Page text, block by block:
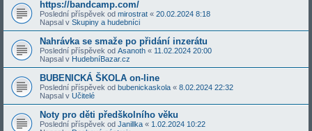
https://bandcamp.com/
Poslední příspěvek od mirostrat « 20.02.2024 8:18
Napsal v Skupiny a hudebníci
Nahrávka se smaže po přidání inzerátu
Poslední příspěvek od Asanoth « 11.02.2024 20:00
Napsal v HudebníBazar.cz
BUBENICKÁ ŠKOLA on-line
Poslední příspěvek od bubenickaskola « 8.02.2024 22:32
Napsal v Učitelé
Noty pro děti předškolního věku
Poslední příspěvek od Janillka « 1.02.2024 10:22